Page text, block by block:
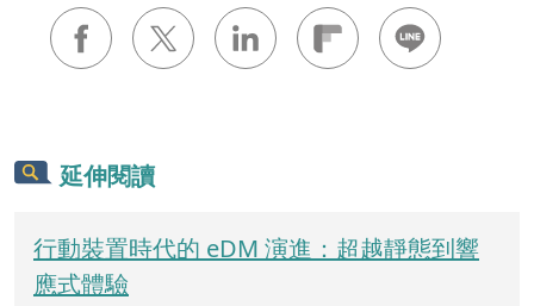
延伸閱讀
行動裝置時代的 eDM 演進：超越靜態到響
應式體驗